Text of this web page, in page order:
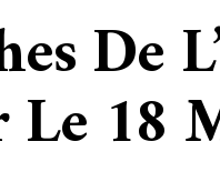
De
18